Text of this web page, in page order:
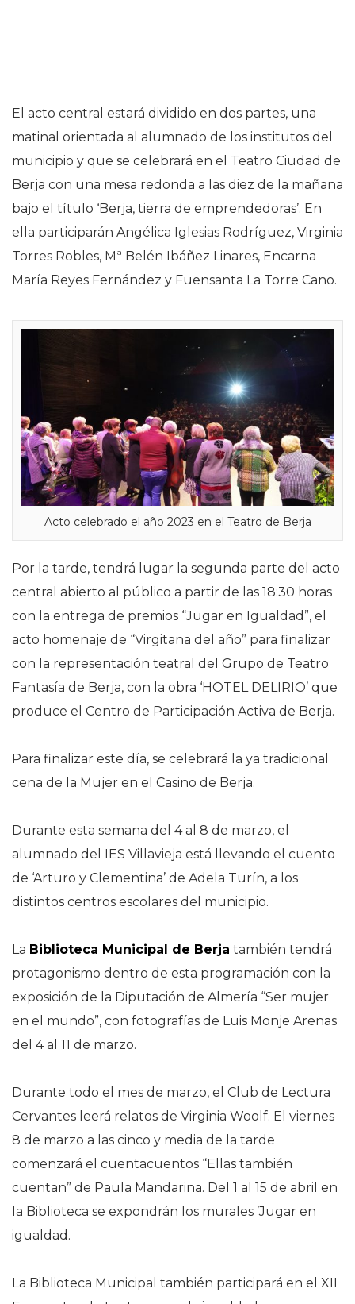
El acto central estará dividido en dos partes, una
matinal orientada al alumnado de los institutos del
municipio y que se celebrará en el Teatro Ciudad de
Berja con una mesa redonda a las diez de la mañana
bajo el título ‘Berja, tierra de emprendedoras’. En
ella participarán Angélica Iglesias Rodríguez, Virginia
Torres Robles, Mª Belén Ibáñez Linares, Encarna
María Reyes Fernández y Fuensanta La Torre Cano.
Acto celebrado el año 2023 en el Teatro de Berja
Por la tarde, tendrá lugar la segunda parte del acto
central abierto al público a partir de las 18:30 horas
con la entrega de premios “Jugar en Igualdad”, el
acto homenaje de “Virgitana del año” para finalizar
con la representación teatral del Grupo de Teatro
Fantasía de Berja, con la obra ‘HOTEL DELIRIO’ que
produce el Centro de Participación Activa de Berja.
Para finalizar este día, se celebrará la ya tradicional
cena de la Mujer en el Casino de Berja.
Durante esta semana del 4 al 8 de marzo, el
alumnado del IES Villavieja está llevando el cuento
de ‘Arturo y Clementina’ de Adela Turín, a los
distintos centros escolares del municipio.
La Biblioteca Municipal de Berja también tendrá
protagonismo dentro de esta programación con la
exposición de la Diputación de Almería “Ser mujer
en el mundo”, con fotografías de Luis Monje Arenas
del 4 al 11 de marzo.
Durante todo el mes de marzo, el Club de Lectura
Cervantes leerá relatos de Virginia Woolf. El viernes
8 de marzo a las cinco y media de la tarde
comenzará el cuentacuentos “Ellas también
cuentan” de Paula Mandarina. Del 1 al 15 de abril en
la Biblioteca se expondrán los murales ’Jugar en
igualdad.
La Biblioteca Municipal también participará en el XII